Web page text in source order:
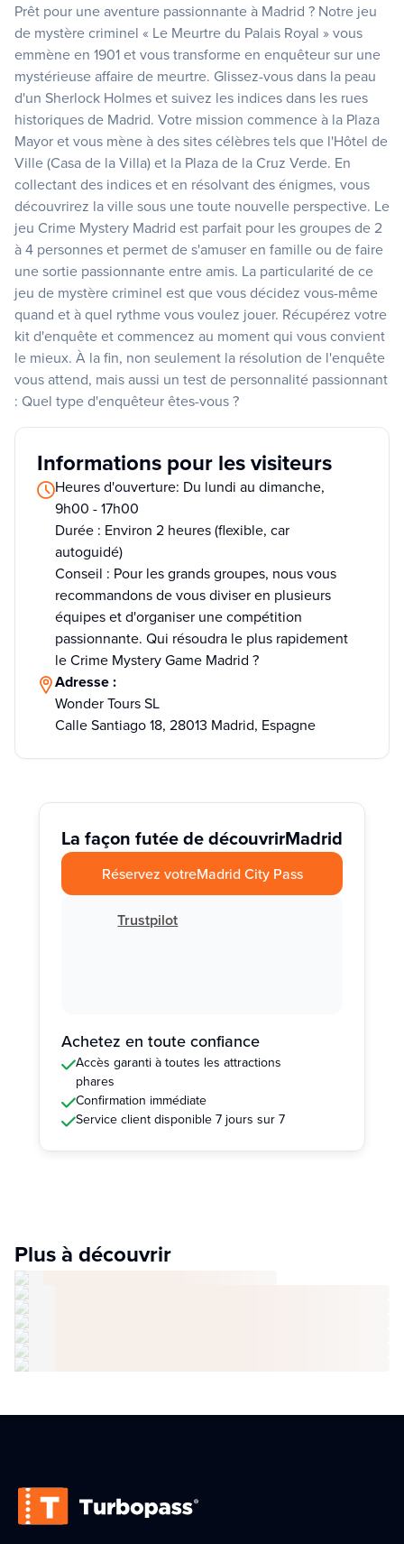
Prêt pour une aventure passionnante à Madrid ? Notre jeu
de mystère criminel « Le Meurtre du Palais Royal » vous
emmène en 1901 et vous transforme en enquêteur sur une
mystérieuse affaire de meurtre. Glissez-vous dans la peau
d'un Sherlock Holmes et suivez les indices dans les rues
historiques de Madrid. Votre mission commence à la Plaza
Mayor et vous mène à des sites célèbres tels que l'Hôtel de
Ville (Casa de la Villa) et la Plaza de la Cruz Verde. En
collectant des indices et en résolvant des énigmes, vous
découvrirez la ville sous une toute nouvelle perspective. Le
jeu Crime Mystery Madrid est parfait pour les groupes de 2
à 4 personnes et permet de s'amuser en famille ou de faire
une sortie passionnante entre amis. La particularité de ce
jeu de mystère criminel est que vous décidez vous-même
quand et à quel rythme vous voulez jouer. Récupérez votre
kit d'enquête et commencez au moment qui vous convient
le mieux. À la fin, non seulement la résolution de l'enquête
vous attend, mais aussi un test de personnalité passionnant
: Quel type d'enquêteur êtes-vous ?
Informations pour les visiteurs
Heures d'ouverture: Du lundi au dimanche,
9h00 - 17h00
Durée : Environ 2 heures (flexible, car
autoguidé)
Conseil : Pour les grands groupes, nous vous
recommandons de vous diviser en plusieurs
équipes et d'organiser une compétition
passionnante. Qui résoudra le plus rapidement
le Crime Mystery Game Madrid ?
Adresse :
Wonder Tours SL
Calle Santiago 18, 28013 Madrid, Espagne
La façon futée de découvrirMadrid
Réservez votreMadrid City Pass
Trustpilot
Achetez en toute confiance
Accès garanti à toutes les attractions
phares
Confirmation immédiate
Service client disponible 7 jours sur 7
Plus à découvrir